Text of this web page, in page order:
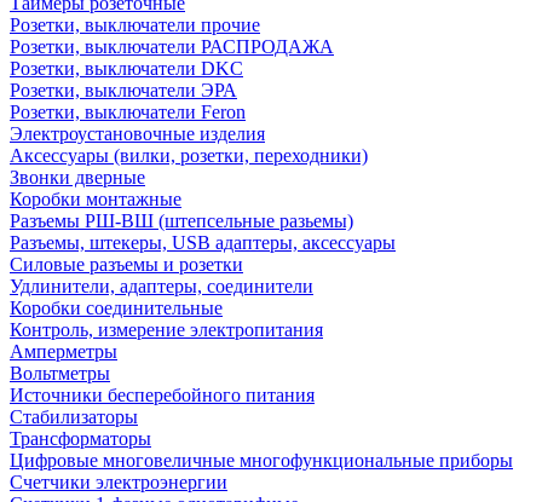
Розетки, выключатели прочие
Розетки, выключатели РАСПРОДАЖА
Розетки, выключатели DKC
Розетки, выключатели ЭРА
Розетки, выключатели Feron
Электроустановочные изделия
Аксессуары (вилки, розетки, переходники)
Звонки дверные
Коробки монтажные
Разъемы РШ-ВШ (штепсельные разьемы)
Разъемы, штекеры, USB адаптеры, аксессуары
Силовые разъемы и розетки
Удлинители, адаптеры, соединители
Коробки соединительные
Контроль, измерение электропитания
Амперметры
Вольтметры
Источники бесперебойного питания
Стабилизаторы
Трансформаторы
Цифровые многовеличные многофункциональные приборы
Счетчики электроэнергии